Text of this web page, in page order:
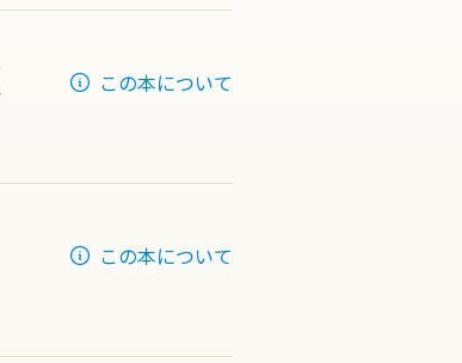
この本について
この本について